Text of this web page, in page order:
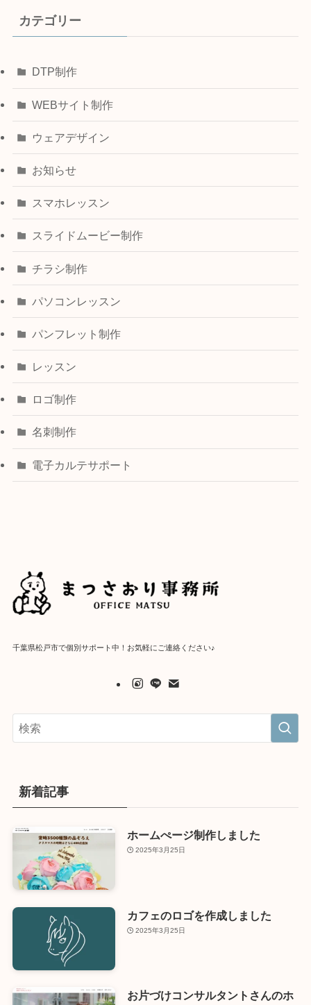
カテゴリー
DTP制作
WEBサイト制作
ウェアデザイン
お知らせ
スマホレッスン
スライドムービー制作
チラシ制作
パソコンレッスン
パンフレット制作
レッスン
ロゴ制作
名刺制作
電子カルテサポート
千葉県松戸市で個別サポート中！お気軽にご連絡ください♪
新着記事
ホームぺージ制作しました
2025年3月25日
カフェのロゴを作成しました
2025年3月25日
お片づけコンサルタントさんのホ